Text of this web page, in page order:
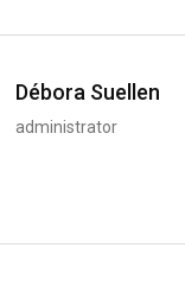
Débora Suellen
administrator